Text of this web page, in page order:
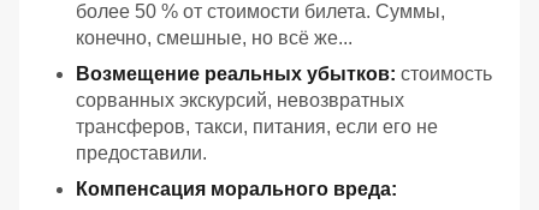
более 50 % от стоимости билета. Суммы,
конечно, смешные, но всё же...
Возмещение реальных убытков: стоимость
сорванных экскурсий, невозвратных
трансферов, такси, питания, если его не
предоставили.
Компенсация морального вреда: